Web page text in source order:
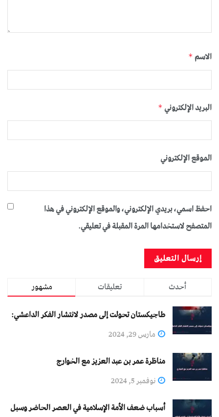
الاسم *
البريد الإلكتروني *
الموقع الإلكتروني
احفظ اسمي، بريدي الإلكتروني، والموقع الإلكتروني في هذا
المتصفح لاستخدامها المرة المقبلة في تعليقي.
مشهور تعليقات
أحدث
طاجيكستان تحولت إلى مصدر لانتشار الفكر الداعشي:
مارس 29, 2024
مناظرة عمر بن عبد العزيز مع الخوارج
نوفمبر 5, 2024
أسباب ضعف الأمة الإسلامية في العصر الحاضر وسبل